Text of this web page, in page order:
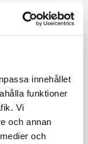
innehållet
funktioner
Vi
och annan
och
med Stretch
883